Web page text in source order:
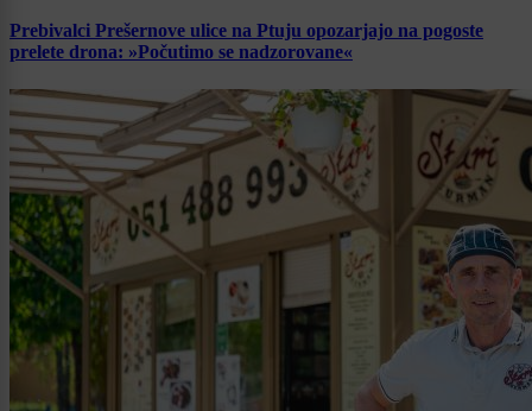
Prebivalci Prešernove ulice na Ptuju opozarjajo na pogoste
prelete drona: »Počutimo se nadzorovane«